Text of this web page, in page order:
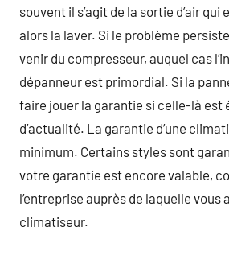
souvent il s’agit de la sortie d’air
alors la laver. Si le problème
venir du compresseur, auquel cas
dépanneur est primordial. Si la
faire jouer la garantie si celle-là est
d’actualité. La garantie d’une
minimum. Certains styles sont
votre garantie est encore valable,
l’entreprise auprès de laquelle vous
climatiseur.